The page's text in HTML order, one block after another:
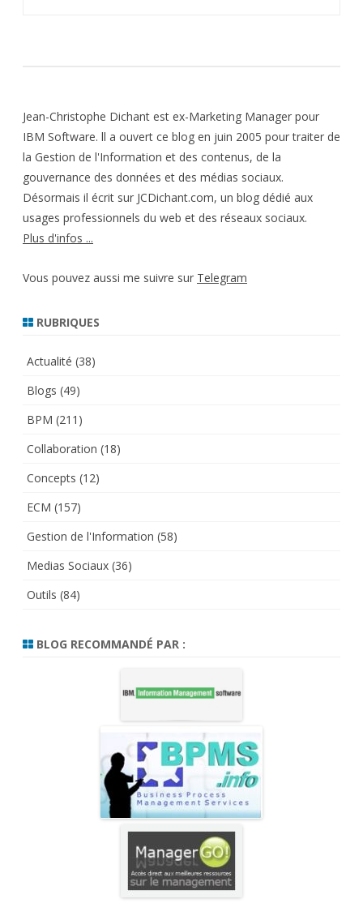
Jean-Christophe Dichant est ex-Marketing Manager pour
IBM Software. ll a ouvert ce blog en juin 2005 pour traiter de
la Gestion de l'Information et des contenus, de la
gouvernance des données et des médias sociaux.
Désormais il écrit sur JCDichant.com, un blog dédié aux
usages professionnels du web et des réseaux sociaux.
Plus d'infos ...
Vous pouvez aussi me suivre sur Telegram
RUBRIQUES
Actualité (38)
Blogs (49)
BPM (211)
Collaboration (18)
Concepts (12)
ECM (157)
Gestion de l'Information (58)
Medias Sociaux (36)
Outils (84)
BLOG RECOMMANDÉ PAR :